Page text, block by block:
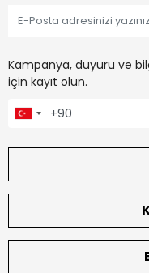
Kampanya, duyuru ve
için kayıt olun.